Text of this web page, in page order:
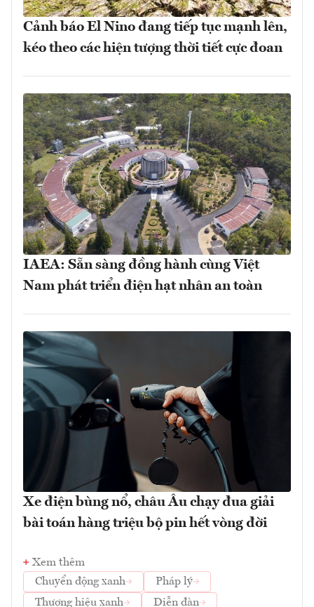
Cảnh báo El Nino đang tiếp tục mạnh lên,
kéo theo các hiện tượng thời tiết cực đoan
IAEA: Sẵn sàng đồng hành cùng Việt
Nam phát triển điện hạt nhân an toàn
Xe điện bùng nổ, châu Âu chạy đua giải
bài toán hàng triệu bộ pin hết vòng đời
Xem thêm
Chuyển động xanh
Pháp lý
Thương hiệu xanh
Diễn đàn